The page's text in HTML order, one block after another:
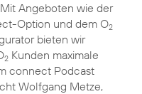
Angeboten wie der
Option und dem O2
bieten wir
2Kunden maximale
connect Podcast
Wolfgang Metze,